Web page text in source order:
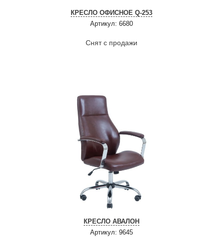
КРЕСЛО ОФИСНОЕ Q-253
Артикул: 6680
Снят с продажи
КРЕСЛО АВАЛОН
Артикул: 9645